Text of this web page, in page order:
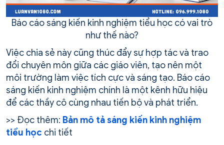
Báo cáo sáng kiến kinh nghiệm tiểu học có vai trò
như thế nào?
Việc chia sẻ này cũng thúc đẩy sự hợp tác và trao
đổi chuyên môn giữa các giáo viên, tạo nên một
môi trường làm việc tích cực và sáng tạo. Báo cáo
sáng kiến kinh nghiệm chính là một kênh hữu hiệu
để các thầy cô cùng nhau tiến bộ và phát triển.
>> Đọc thêm: Bản mô tả sáng kiến kinh nghiệm
tiểu học chi tiết